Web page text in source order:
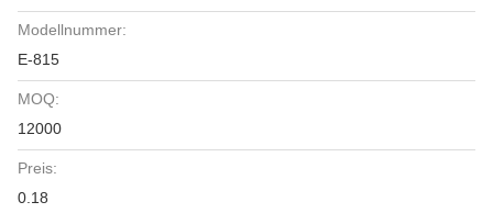
Modellnummer:
E-815
MOQ:
12000
Preis:
0.18